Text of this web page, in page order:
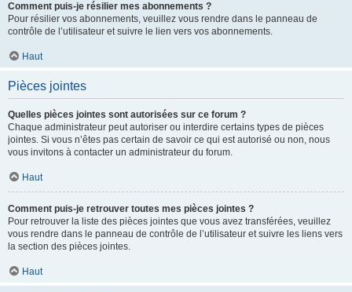
Comment puis-je résilier mes abonnements ?
Pour résilier vos abonnements, veuillez vous rendre dans le panneau de
contrôle de l’utilisateur et suivre le lien vers vos abonnements.
Haut
Pièces jointes
Quelles pièces jointes sont autorisées sur ce forum ?
Chaque administrateur peut autoriser ou interdire certains types de pièces
jointes. Si vous n’êtes pas certain de savoir ce qui est autorisé ou non, nous
vous invitons à contacter un administrateur du forum.
Haut
Comment puis-je retrouver toutes mes pièces jointes ?
Pour retrouver la liste des pièces jointes que vous avez transférées, veuillez
vous rendre dans le panneau de contrôle de l’utilisateur et suivre les liens vers
la section des pièces jointes.
Haut